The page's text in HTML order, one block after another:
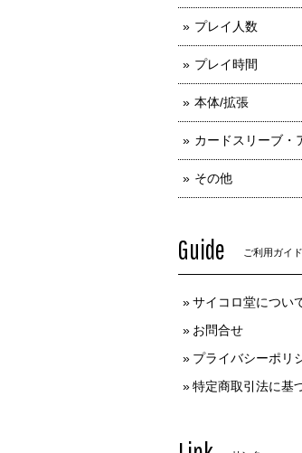
プレイ人数
プレイ時間
本体/拡張
カードスリーブ・
その他
Guide ご利用ガイド
サイコロ堂につい
お問合せ
プライバシーポリ
特定商取引法に基